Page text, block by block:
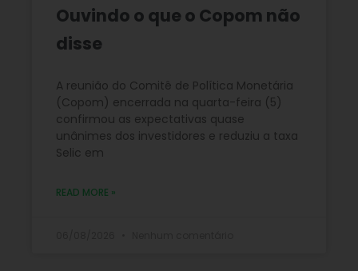
Ouvindo o que o Copom não
disse
A reunião do Comitê de Política Monetária
(Copom) encerrada na quarta-feira (5)
confirmou as expectativas quase
unânimes dos investidores e reduziu a taxa
Selic em
READ MORE »